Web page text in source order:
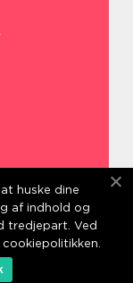
huske dine
af indhold og
tredjepart. Ved